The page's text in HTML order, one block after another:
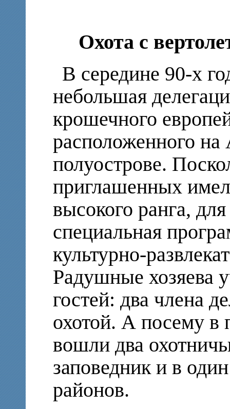
Охота с
В середине 90-х
небольшая
крошечного
расположенного
полуострове.
приглашенных
высокого ранга,
специальная
культурно-
Радушные хозяева
гостей: два члена
охотой. А посему в
вошли два
заповедник и в
районов.